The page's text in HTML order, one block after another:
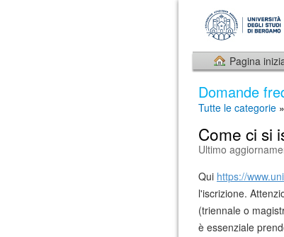
Pagina
Domande
Tutte le categorie »
Come ci si
Ultimo
Qui https://
l'iscrizione.
(triennale o
è essenziale